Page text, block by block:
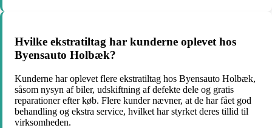
Hvilke ekstratiltag har kunderne oplevet hos
Byensauto Holbæk?
Kunderne har oplevet flere ekstratiltag hos Byensauto Holbæk,
såsom nysyn af biler, udskiftning af defekte dele og gratis
reparationer efter køb. Flere kunder nævner, at de har fået god
behandling og ekstra service, hvilket har styrket deres tillid til
virksomheden.